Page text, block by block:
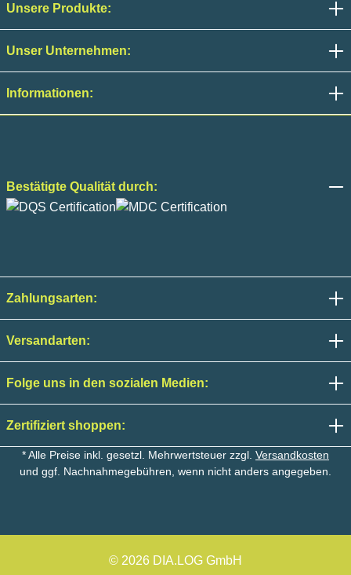
Unsere Produkte:
Unser Unternehmen:
Informationen:
Bestätigte Qualität durch:
Zahlungsarten:
Versandarten:
Folge uns in den sozialen Medien:
Zertifiziert shoppen:
* Alle Preise inkl. gesetzl. Mehrwertsteuer zzgl. Versandkosten
und ggf. Nachnahmegebühren, wenn nicht anders angegeben.
© 2026 DIA.LOG GmbH